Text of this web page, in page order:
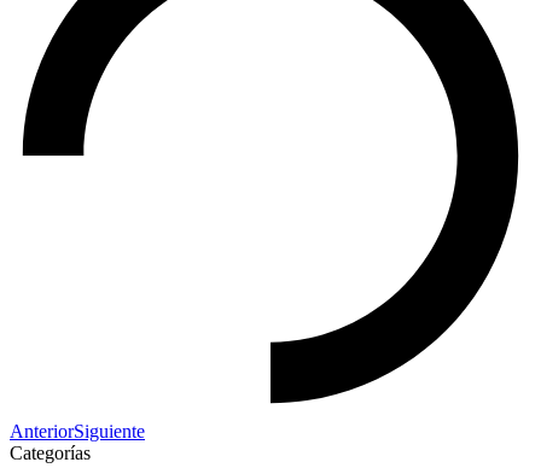
AnteriorSiguiente
Categorías